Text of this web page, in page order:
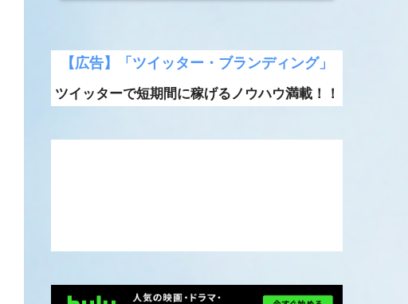
【広告】「ツイッター・ブランディング」
ツイッターで短期間に稼げるノウハウ満載！！